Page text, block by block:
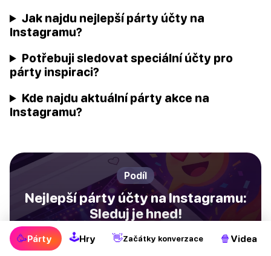
Jak najdu nejlepší párty účty na
Instagramu?
Potřebuji sledovat speciální účty pro
párty inspiraci?
Kde najdu aktuální párty akce na
Instagramu?
Podíl
Nejlepší párty účty na Instagramu:
Sleduj je hned!
🥳Párty 🕹Hry 👋Začátky konverzace 🍿 Videa